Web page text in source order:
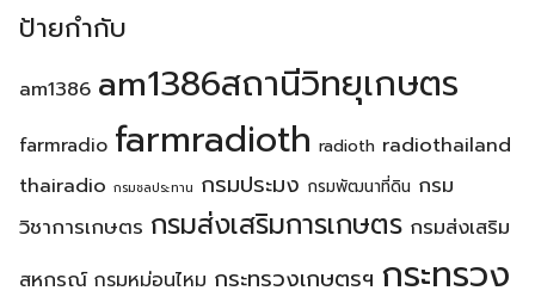
ป้ายกำกับ
am1386 am1386สถานีวิทยุเกษตร
farmradio farmradioth radioth radiothailand
thairadio กรมชลประทาน กรมประมง กรมพัฒนาที่ดิน กรม
วิชาการเกษตร กรมส่งเสริมการเกษตร กรมส่งเสริม
สหกรณ์ กรมหม่อนไหม กระทรวงเกษตรฯ กระทรวง